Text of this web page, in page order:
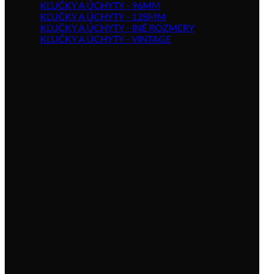
KĽUČKY A ÚCHYTY - 96MM
KĽUČKY A ÚCHYTY - 128MM
KĽUČKY A ÚCHYTY - INÉ ROZMERY
KĽUČKY A ÚCHYTY - VINTAGE